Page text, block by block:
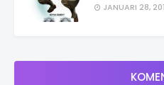
JANUARI 28,